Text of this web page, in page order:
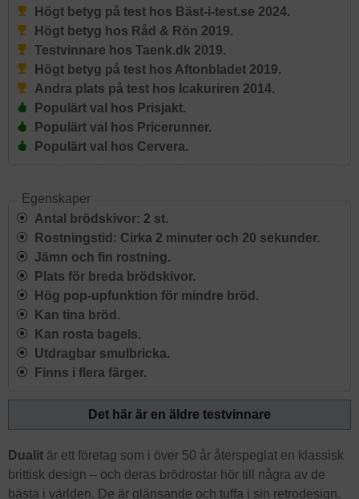
Högt betyg på test hos Bäst-i-test.se 2024.
Högt betyg hos Råd & Rön 2019.
Testvinnare hos Taenk.dk 2019.
Högt betyg på test hos Aftonbladet 2019.
Andra plats på test hos Icakuriren 2014.
Populärt val hos Prisjakt.
Populärt val hos Pricerunner.
Populärt val hos Cervera.
Egenskaper
Antal brödskivor: 2 st.
Rostningstid: Cirka 2 minuter och 20 sekunder.
Jämn och fin rostning.
Plats för breda brödskivor.
Hög pop-upfunktion för mindre bröd.
Kan tina bröd.
Kan rosta bagels.
Utdragbar smulbricka.
Finns i flera färger.
Det här är en äldre testvinnare
Dualit är ett företag som i över 50 år återspeglat en klassisk
brittisk design – och deras brödrostar hör till några av de
bästa i världen. De är glänsande och tuffa i sin retrodesign.